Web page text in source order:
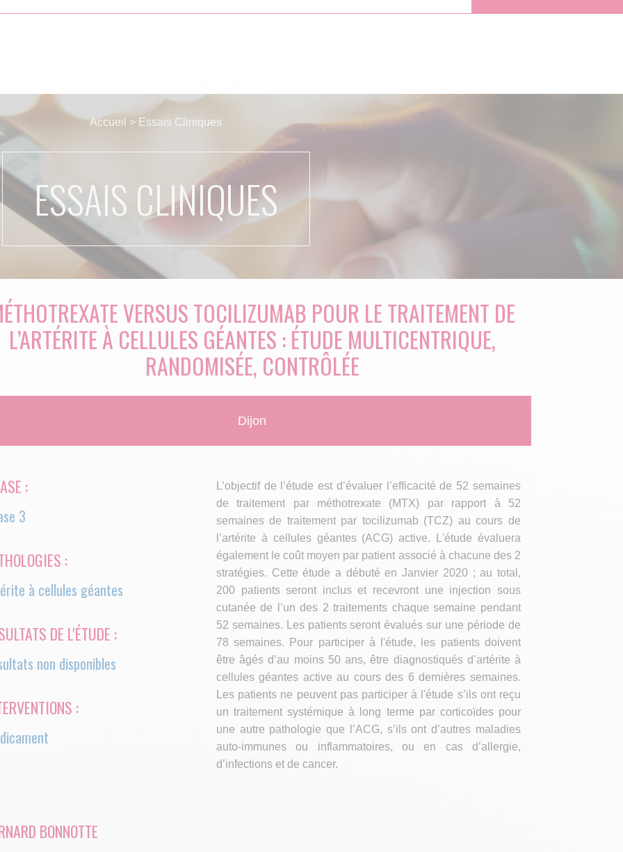
Accueil > Essais Cliniques
ESSAIS CLINIQUES
VERSUS TOCILIZUMAB POUR LE TRAITEMENT DE
L’ARTÉRITE À CELLULES GÉANTES : ÉTUDE MULTICENTRIQUE,
RANDOMISÉE, CONTRÔLÉE
Dijon
:
3
:
à cellules géantes
DE L'ÉTUDE :
non disponibles
:
L’objectif de l’étude est d’évaluer l’efficacité de 52 semaines
de traitement par méthotrexate (MTX) par rapport à 52
semaines de traitement par tocilizumab (TCZ) au cours de
l’artérite à cellules géantes (ACG) active. L'étude évaluera
également le coût moyen par patient associé à chacune des 2
stratégies. Cette étude a débuté en Janvier 2020 ; au total,
200 patients seront inclus et recevront une injection sous
cutanée de l’un des 2 traitements chaque semaine pendant
52 semaines. Les patients seront évalués sur une période de
78 semaines. Pour participer à l'étude, les patients doivent
être âgés d’au moins 50 ans, être diagnostiqués d’artérite à
cellules géantes active au cours des 6 dernières semaines.
Les patients ne peuvent pas participer à l'étude s’ils ont reçu
un traitement systémique à long terme par corticoïdes pour
une autre pathologie que l’ACG, s’ils ont d’autres maladies
auto-immunes ou inflammatoires, ou en cas d’allergie,
d’infections et de cancer.
BONNOTTE